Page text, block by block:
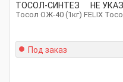
ТОСОЛ-СИНТЕЗ НЕ
Тосол ОЖ-40 (1кг) FELIX
Под заказ